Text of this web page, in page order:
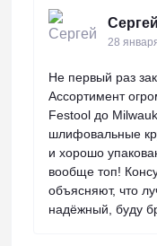
Сергей
28
Не первый раз
Ассортимент
Festool до
шлифовальные
и хорошо
вообще топ!
объясняют, что
надёжный, буду